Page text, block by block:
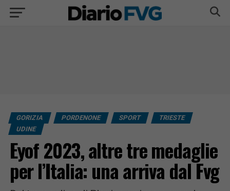
GORIZIA PORDENONE SPORT
TRIESTE
UDINE
Eyof 2023, altre tre medaglie
per l’Italia: una arriva dal Fvg